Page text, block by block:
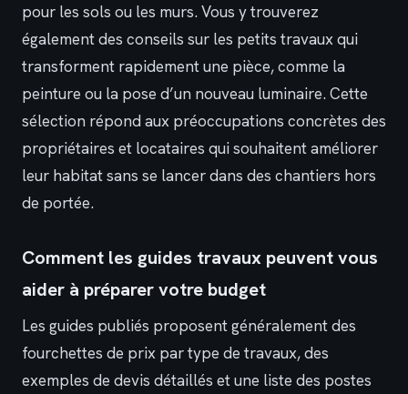
pour les sols ou les murs. Vous y trouverez
également des conseils sur les petits travaux qui
transforment rapidement une pièce, comme la
peinture ou la pose d’un nouveau luminaire. Cette
sélection répond aux préoccupations concrètes des
propriétaires et locataires qui souhaitent améliorer
leur habitat sans se lancer dans des chantiers hors
de portée.
Comment les guides travaux peuvent vous
aider à préparer votre budget
Les guides publiés proposent généralement des
fourchettes de prix par type de travaux, des
exemples de devis détaillés et une liste des postes